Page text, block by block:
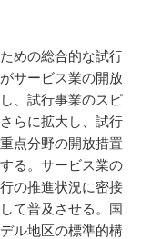
めの総合的な試行
サービス業の開放
、試行事業のスピ
らに拡大し、試行
点分野の開放措置
る。サービス業の
の推進状況に密接
て普及させる。国
ル地区の標準的構